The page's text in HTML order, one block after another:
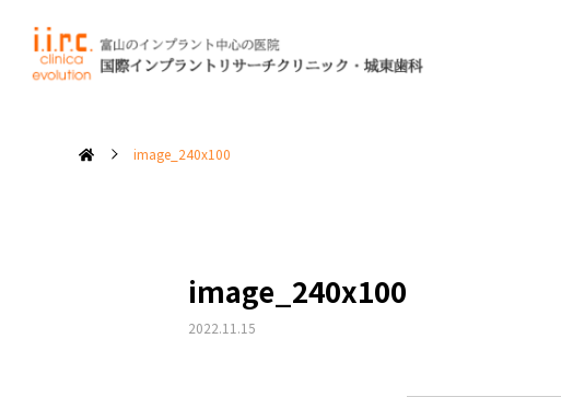
image_240x100
image_240x100
2022.11.15